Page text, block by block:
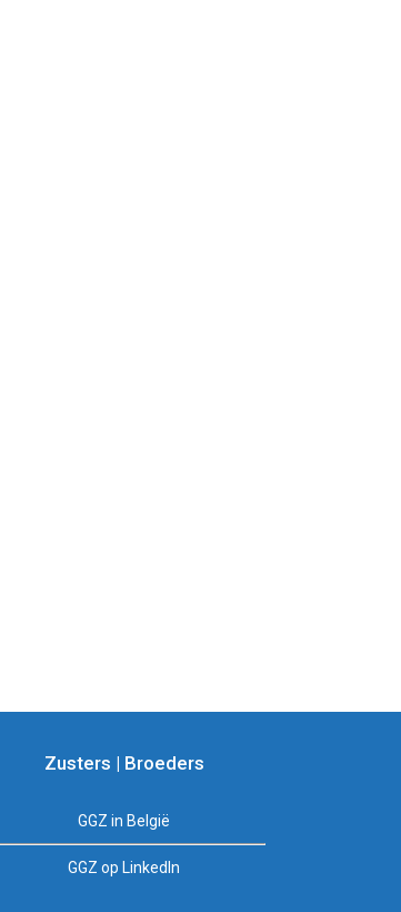
Zusters | Broeders
GGZ in België
GGZ op LinkedIn